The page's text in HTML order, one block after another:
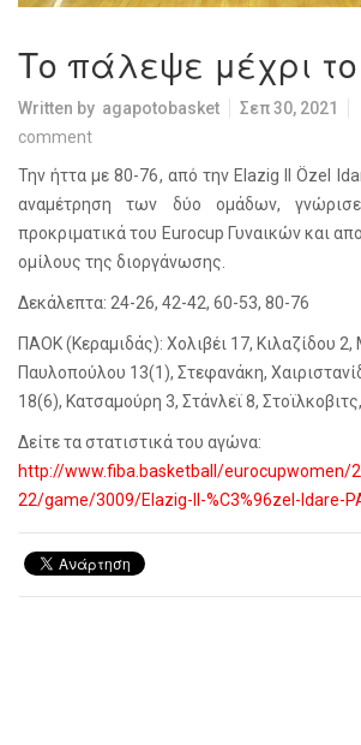
Το πάλεψε μέχρι
Written by agapotobasket Σεπ 30, 2021
comment
Την ήττα με 80-76, από την Elazig Il Özel
αναμέτρηση των δύο ομάδων,
προκριματικά του Eurocup Γυναικών και
ομίλους της διοργάνωσης.
Δεκάλεπτα: 24-26, 42-42, 60-53, 80-76
ΠΑΟΚ (Κεραμιδάς): Χολιβέι 17, Κιλαζίδου
Παυλοπούλου 13(1), Στεφανάκη,
18(6), Κατσαμούρη 3, Στάνλεϊ 8,
Δείτε τα στατιστικά του αγώνα:
http://www.fiba.basketball/eurocupwomen/
22/game/3009/Elazig-Il-%C3%96zel-Idare-